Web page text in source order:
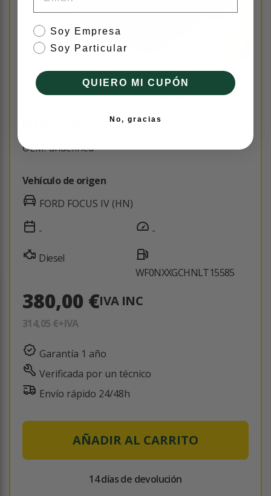
DEPOSITO ADBLUE JX615J228A
OEM: undefined
Vehículo de origen
FORD FOCUS IV (HN)
-
Diesel
-
WF0NXXGCHNLT15585
380,00 €IVA INC
314,05 €+IVA
Garantía 1 año
Verificada por un técnico
Envío rápido 24/48h
AÑADIR AL CARRITO
14 días de devolución
tipo de cliente
Soy Empresa
Soy Particular
QUIERO MI CUPÓN
No, gracias